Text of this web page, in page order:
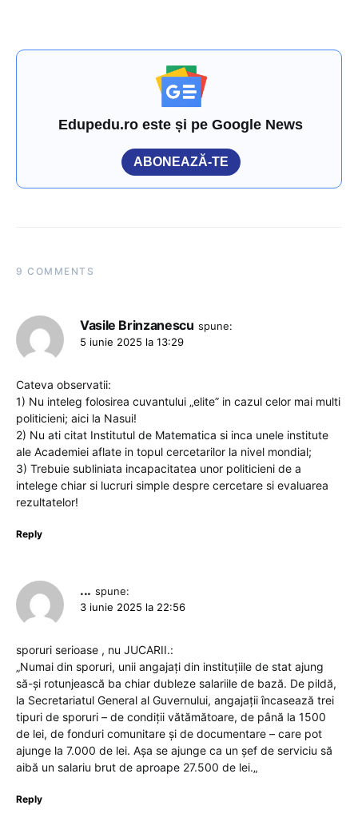
Edupedu.ro este și pe Google News
ABONEAZĂ-TE
9 COMMENTS
Vasile Brinzanescu spune:
5 iunie 2025 la 13:29
Cateva observatii:
1) Nu inteleg folosirea cuvantului „elite” in cazul celor mai multi
politicieni; aici la Nasui!
2) Nu ati citat Institutul de Matematica si inca unele institute
ale Academiei aflate in topul cercetarilor la nivel mondial;
3) Trebuie subliniata incapacitatea unor politicieni de a
intelege chiar si lucruri simple despre cercetare si evaluarea
rezultatelor!
Reply
... spune:
3 iunie 2025 la 22:56
sporuri serioase , nu JUCARII.:
„Numai din sporuri, unii angajați din instituțiile de stat ajung
să-și rotunjească ba chiar dubleze salariile de bază. De pildă,
la Secretariatul General al Guvernului, angajații încasează trei
tipuri de sporuri – de condiții vătămătoare, de până la 1500
de lei, de fonduri comunitare și de documentare – care pot
ajunge la 7.000 de lei. Așa se ajunge ca un șef de serviciu să
aibă un salariu brut de aproape 27.500 de lei.„
Reply